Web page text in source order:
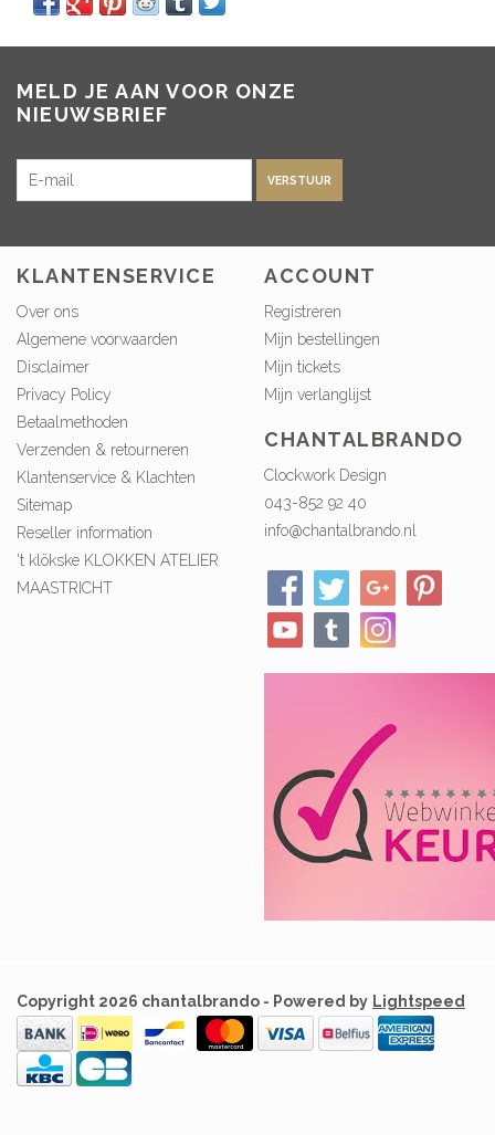
MELD JE AAN VOOR ONZE
NIEUWSBRIEF
VERSTUUR
KLANTENSERVICE
Over ons
Algemene voorwaarden
Disclaimer
Privacy Policy
Betaalmethoden
Verzenden & retourneren
Klantenservice & Klachten
Sitemap
Reseller information
't klökske KLOKKEN ATELIER
MAASTRICHT
ACCOUNT
Registreren
Mijn bestellingen
Mijn tickets
Mijn verlanglijst
CHANTALBRANDO
Clockwork Design
043-852 92 40
info@chantalbrando.nl
Copyright 2026 chantalbrando - Powered by Lightspeed